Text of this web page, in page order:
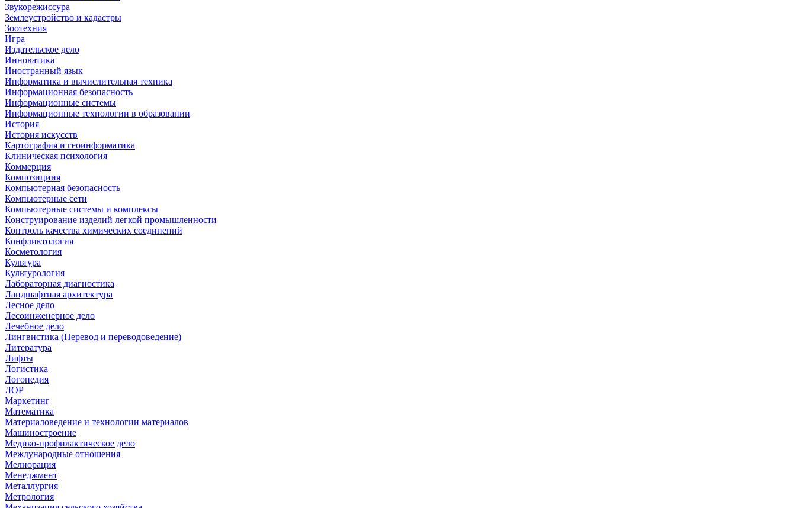
Звукорежиссура
Землеустройство и кадастры
Зоотехния
Игра
Издательское дело
Инноватика
Иностранный язык
Информатика и вычислительная техника
Информационная безопасность
Информационные системы
Информационные технологии в образовании
История
История искусств
Картография и геоинформатика
Клиническая психология
Коммерция
Композициия
Компьютерная безопасность
Компьютерные сети
Компьютерные системы и комплексы
Конструирование изделий легкой промышленности
Контроль качества химических соединений
Конфликтология
Косметология
Культура
Культурология
Лабораторная диагностика
Ландшафтная архитектура
Лесное дело
Лесоинженерное дело
Лечебное дело
Лингвистика (Перевод и переводоведение)
Литература
Лифты
Логистика
Логопедия
ЛОР
Маркетинг
Математика
Материаловедение и технологии материалов
Машиностроение
Медико-профилактическое дело
Международные отношения
Мелиорация
Менеджмент
Металлургия
Метрология